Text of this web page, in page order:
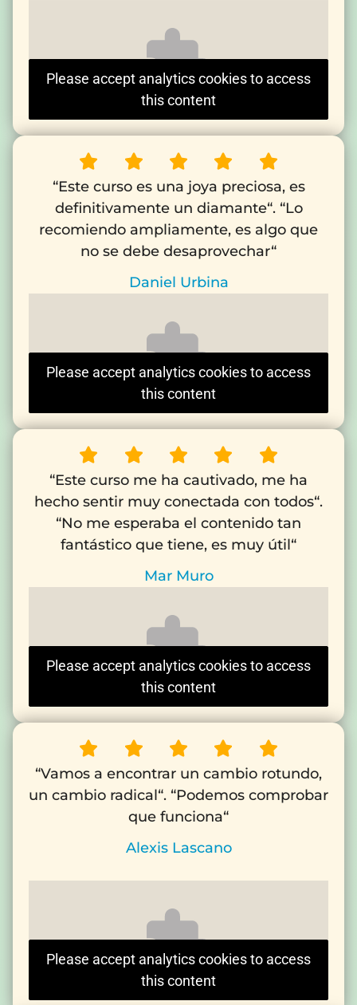
Please accept analytics cookies to access
this content
“Este curso es una joya preciosa, es
definitivamente un diamante“. “Lo
recomiendo ampliamente, es algo que
no se debe desaprovechar“
Daniel Urbina
Please accept analytics cookies to access
this content
“Este curso me ha cautivado, me ha
hecho sentir muy conectada con todos“.
“No me esperaba el contenido tan
fantástico que tiene, es muy útil“
Mar Muro
Please accept analytics cookies to access
this content
“Vamos a encontrar un cambio rotundo,
un cambio radical“. “Podemos comprobar
que funciona“
Alexis Lascano
Please accept analytics cookies to access
this content